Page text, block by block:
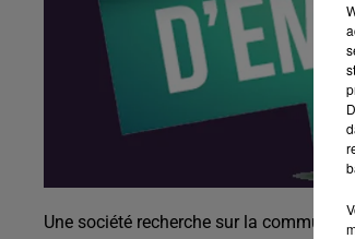
Une société recherche sur la commune